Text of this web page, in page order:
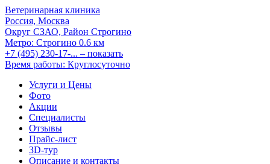
Ветеринарная клиника
Россия, Москва
Округ СЗАО, Район Строгино
Метро: Строгино 0.6 км
+7 (495) 230-17-... – показать
Время работы: Круглосуточно
Услуги и Цены
Фото
Акции
Специалисты
Отзывы
Прайс-лист
3D-тур
Описание и контакты